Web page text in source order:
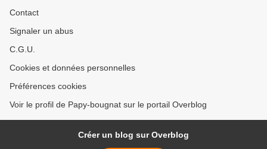
Contact
Signaler un abus
C.G.U.
Cookies et données personnelles
Préférences cookies
Voir le profil de Papy-bougnat sur le portail Overblog
Créer un blog sur Overblog